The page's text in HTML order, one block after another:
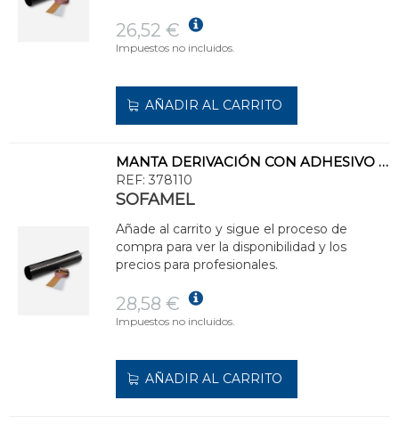
26,52 €
Impuestos no incluidos.
AÑADIR AL CARRITO
MANTA DERIVACIÓN CON ADHESIVO MRA-7218/250
REF: 378110
SOFAMEL
Añade al carrito y sigue el proceso de
compra para ver la disponibilidad y los
precios para profesionales.
28,58 €
Impuestos no incluidos.
AÑADIR AL CARRITO